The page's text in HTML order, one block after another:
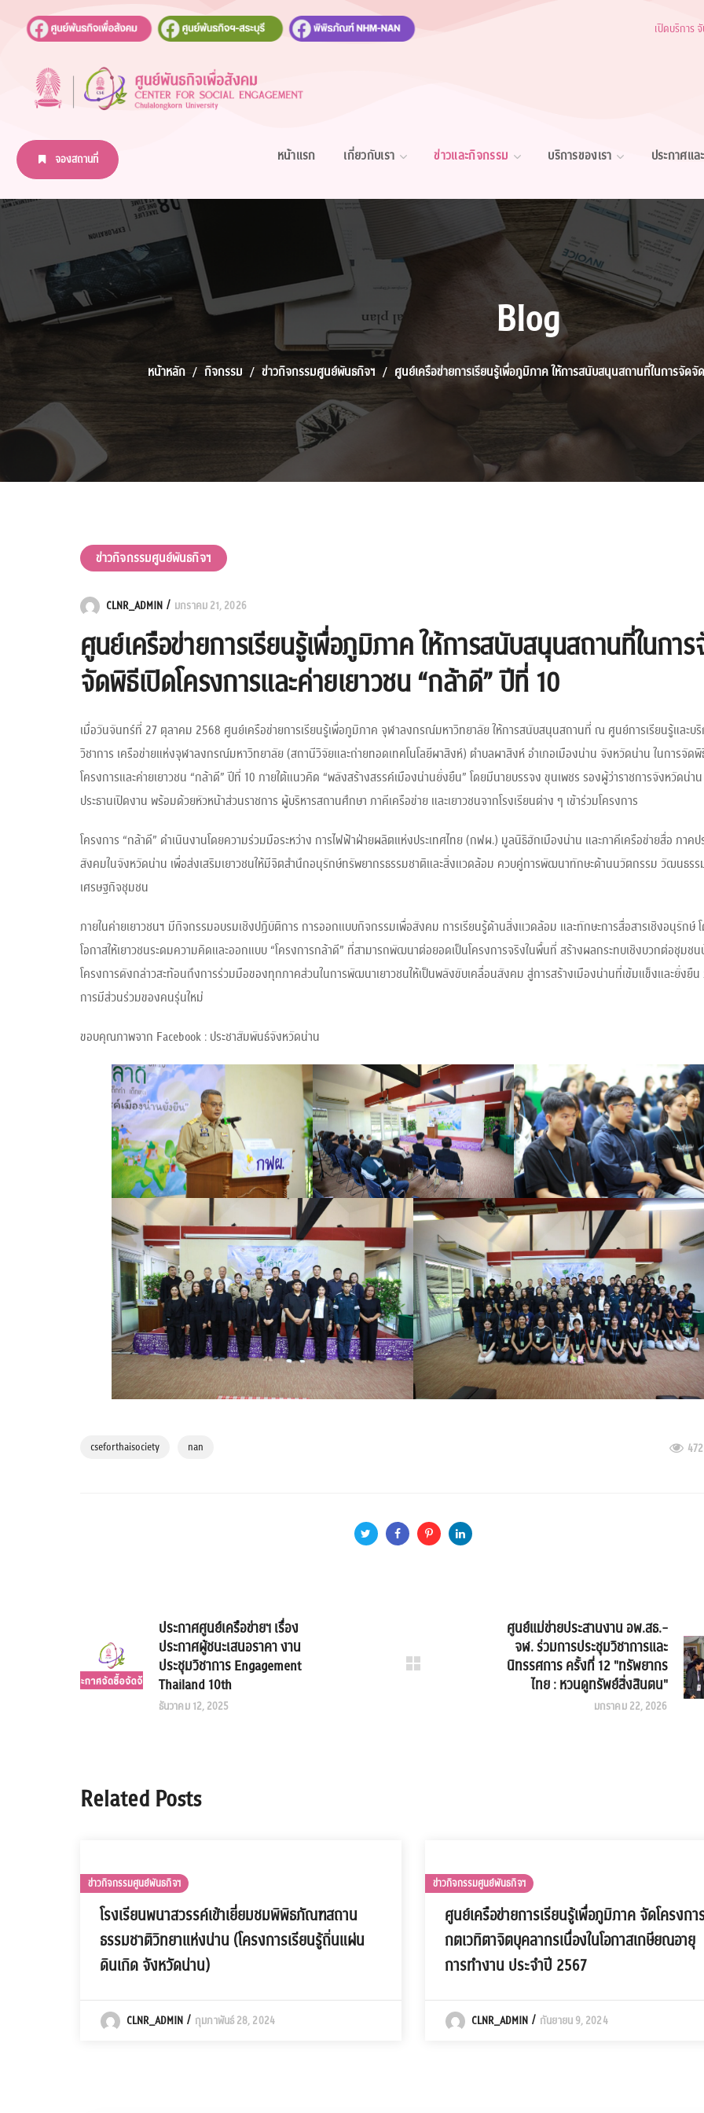
เปิดบริการ
จองสถานที่ หน้าแรก เกี่ยวกับเรา ข่าวและกิจกรรม บริการของเรา ประกาศแล
Blog
หน้าหลัก กิจกรรม ข่าวกิจกรรมศูนย์พันธกิจฯ ศูนย์เครือข่ายการเรียนรู้เพื่อภูมิภาค ให้การสนับสนุนสถานที่ในการจัดจั
ข่าวกิจกรรมศูนย์พันธกิจฯ
CLNR_ADMIN มกราคม 21, 2026
ศูนย์เครือข่ายการเรียนรู้เพื่อภูมิภาค ให้การสนับสนุนสถานที่ในกา
จัดพิธีเปิดโครงการและค่ายเยาวชน “กล้าดี” ปีที่ 10
เมื่อวันจันทร์ที่ 27 ตุลาคม 2568 ศูนย์เครือข่ายการเรียนรู้เพื่อภูมิภาค จุฬาลงกรณ์มหาวิทยาลัย ให้การสนับสนุนสถานที่ ณ ศูนย์การเรียนรู้และบริ
วิชาการ เครือข่ายแห่งจุฬาลงกรณ์มหาวิทยาลัย (สถานีวิจัยและถ่ายทอดเทคโนโลยีผาสิงห์) ตำบลผาสิงห์ อำเภอเมืองน่าน จังหวัดน่าน ในการจัดพิ
โครงการและค่ายเยาวชน “กล้าดี” ปีที่ 10 ภายใต้แนวคิด “พลังสร้างสรรค์เมืองน่านยั่งยืน” โดยมีนายบรรจง ขุนเพชร รองผู้ว่าราชการจังหวัดน่า
ประธานเปิดงาน พร้อมด้วยหัวหน้าส่วนราชการ ผู้บริหารสถานศึกษา ภาคีเครือข่าย และเยาวชนจากโรงเรียนต่าง ๆ เข้าร่วมโครงการ
โครงการ “กล้าดี” ดำเนินงานโดยความร่วมมือระหว่าง การไฟฟ้าฝ่ายผลิตแห่งประเทศไทย (กฟผ.) มูลนิธิฮักเมืองน่าน และภาคีเครือข่ายสื่อ ภาคป
สังคมในจังหวัดน่าน เพื่อส่งเสริมเยาวชนให้มีจิตสำนึกอนุรักษ์ทรัพยากรธรรมชาติและสิ่งแวดล้อม ควบคู่การพัฒนาทักษะด้านนวัตกรรม วัฒนธรร
เศรษฐกิจชุมชน
ภายในค่ายเยาวชนฯ มีกิจกรรมอบรมเชิงปฏิบัติการ การออกแบบกิจกรรมเพื่อสังคม การเรียนรู้ด้านสิ่งแวดล้อม และทักษะการสื่อสารเชิงอนุรักษ์
โอกาสให้เยาวชนระดมความคิดและออกแบบ “โครงการกล้าดี” ที่สามารถพัฒนาต่อยอดเป็นโครงการจริงในพื้นที่ สร้างผลกระทบเชิงบวกต่อชุมชน
โครงการดังกล่าวสะท้อนถึงการร่วมมือของทุกภาคส่วนในการพัฒนาเยาวชนให้เป็นพลังขับเคลื่อนสังคม สู่การสร้างเมืองน่านที่เข้มแข็งและยั่งยืน
การมีส่วนร่วมของคนรุ่นใหม่
ขอบคุณภาพจาก Facebook : ประชาสัมพันธ์จังหวัดน่าน
cseforthaisociety nan 472
ประกาศศูนย์เครือข่ายฯ เรื่อง
ประกาศผู้ชนะเสนอราคา งาน
ประชุมวิชาการ Engagement
Thailand 10th
ธันวาคม 12, 2025
ศูนย์แม่ข่ายประสานงาน อพ.สธ.-
จฬ. ร่วมการประชุมวิชาการและ
นิทรรศการ ครั้งที่ 12 "ทรัพยากร
ไทย : หวนดูทรัพย์สิ่งสินตน"
มกราคม 22, 2026
Related Posts
ข่าวกิจกรรมศูนย์พันธกิจฯ
โรงเรียนพนาสวรรค์เข้าเยี่ยมชมพิพิธภัณฑสถาน
ธรรมชาติวิทยาแห่งน่าน (โครงการเรียนรู้ถิ่นแผ่น
ดินเกิด จังหวัดน่าน)
CLNR_ADMIN กุมภาพันธ์ 28, 2024
ข่าวกิจกรรมศูนย์พันธกิจฯ
ศูนย์เครือข่ายการเรียนรู้เพื่อภูมิภาค จัดโครงกา
กตเวทิตาจิตบุคลากรเนื่องในโอกาสเกษียณอายุ
การทำงาน ประจำปี 2567
CLNR_ADMIN กันยายน 9, 2024